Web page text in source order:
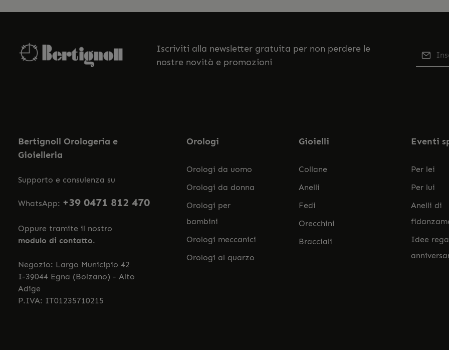
Iscriviti alla newsletter gratuita per non perdere le
nostre novità e promozioni
Bertignoll Orologeria e
Gioielleria
Supporto e consulenza su
WhatsApp: +39 0471 812 470
Oppure tramite il nostro
modulo di contatto.
Negozio: Largo Municipio 42
I-39044 Egna (Bolzano) - Alto
Adige
P.IVA: IT01235710215
Orologi
Orologi da uomo
Orologi da donna
Orologi per
bambini
Orologi meccanici
Orologi al quarzo
Gioielli
Collane
Anelli
Fedi
Orecchini
Bracciali
Eventi
Per lei
Per lui
Anelli di
Idee